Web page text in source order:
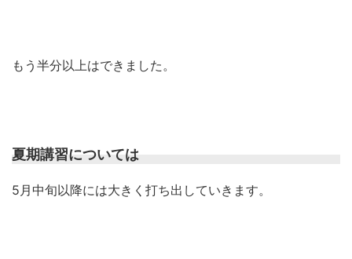
もう半分以上はできました。
夏期講習については
5月中旬以降には大きく打ち出していきます。